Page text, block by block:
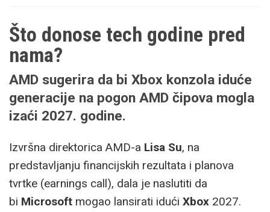
Što donose tech godine pred
nama?
AMD sugerira da bi Xbox konzola iduće
generacije na pogon AMD čipova mogla
izaći 2027. godine.
Izvršna direktorica AMD-a Lisa Su, na
predstavljanju financijskih rezultata i planova
tvrtke (earnings call), dala je naslutiti da
bi Microsoft mogao lansirati idući Xbox 2027.